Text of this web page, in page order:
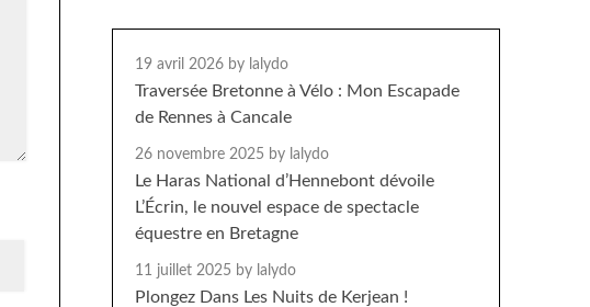
19 avril 2026 by lalydo
Traversée Bretonne à Vélo : Mon Escapade
de Rennes à Cancale
26 novembre 2025 by lalydo
Le Haras National d’Hennebont dévoile
L’Écrin, le nouvel espace de spectacle
équestre en Bretagne
11 juillet 2025 by lalydo
Plongez Dans Les Nuits de Kerjean !